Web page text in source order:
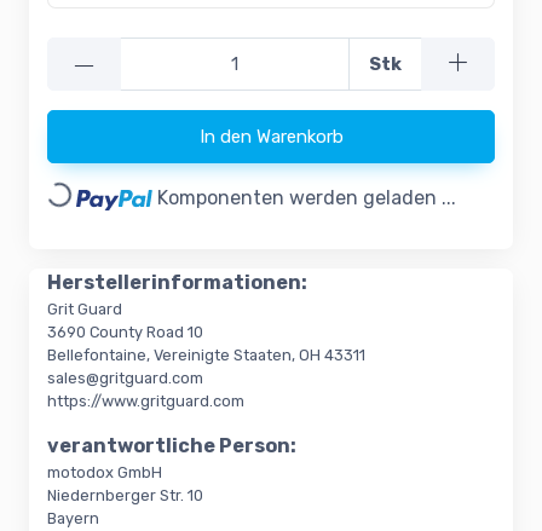
— Stk
In den Warenkorb
Loading... Komponenten werden geladen ...
Herstellerinformationen:
Grit Guard
3690 County Road 10
Bellefontaine, Vereinigte Staaten, OH 43311
sales@gritguard.com
https://www.gritguard.com
verantwortliche Person:
motodox GmbH
Niedernberger Str. 10
Bayern